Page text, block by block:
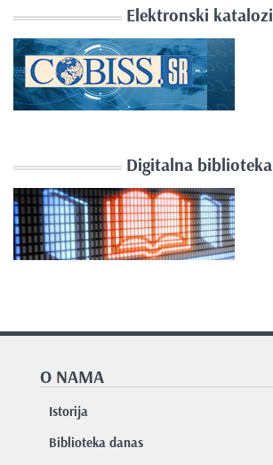
Elektronski katalozi
Digitalna biblioteka
O NAMA
Istorija
Biblioteka danas